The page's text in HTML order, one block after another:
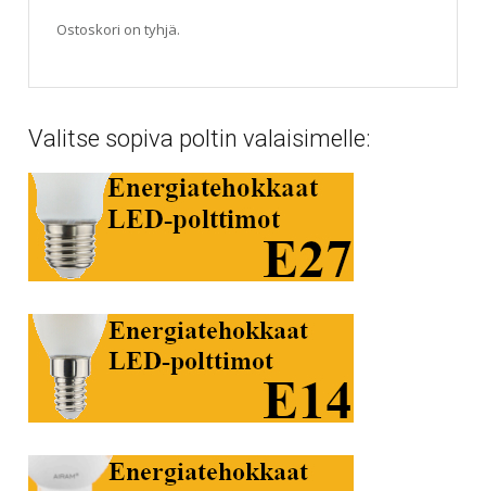
Ostoskori on tyhjä.
Valitse sopiva poltin valaisimelle: